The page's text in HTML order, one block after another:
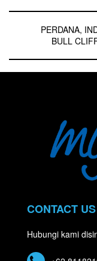
PERDANA,
BULL
CONTACT US
Hubungi kami